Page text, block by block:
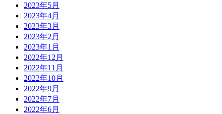
2023年5月
2023年4月
2023年3月
2023年2月
2023年1月
2022年12月
2022年11月
2022年10月
2022年9月
2022年7月
2022年6月